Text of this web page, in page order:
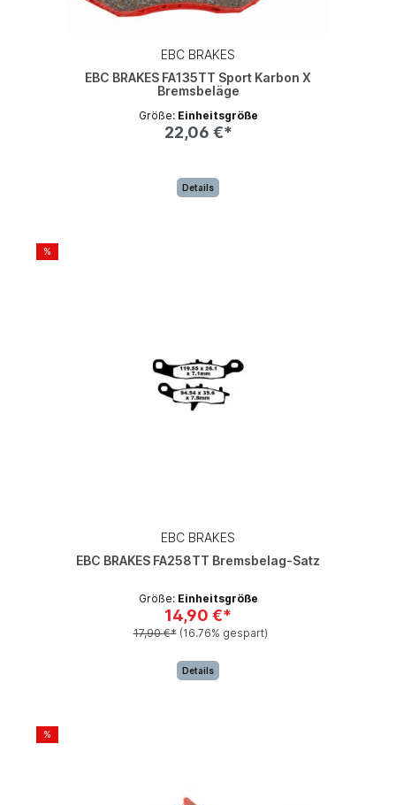
EBC BRAKES
EBC BRAKES FA135TT Sport Karbon X
Bremsbeläge
Größe: Einheitsgröße
22,06 €*
Details
%
EBC BRAKES
EBC BRAKES FA258TT Bremsbelag-Satz
Größe: Einheitsgröße
14,90 €*
17,90 €* (16.76% gespart)
Details
%